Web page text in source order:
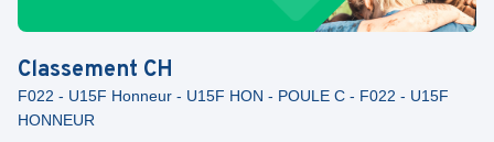
Classement CH
F022 - U15F Honneur - U15F HON - POULE C - F022 - U15F
HONNEUR